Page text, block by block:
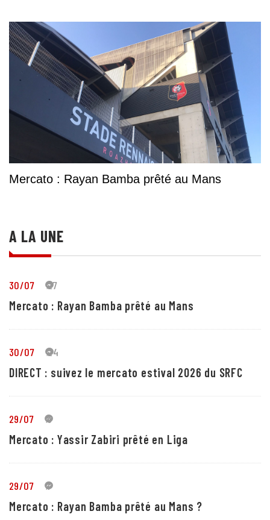
Mercato : Rayan Bamba prêté au Mans
A LA UNE
30/07 27
Mercato : Rayan Bamba prêté au Mans
30/07 24
DIRECT : suivez le mercato estival 2026 du SRFC
29/07 5
Mercato : Yassir Zabiri prêté en Liga
29/07 1
Mercato : Rayan Bamba prêté au Mans ?